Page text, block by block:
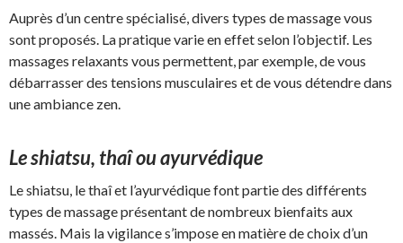
Auprès d’un centre spécialisé, divers types de massage vous
sont proposés. La pratique varie en effet selon l’objectif. Les
massages relaxants vous permettent, par exemple, de vous
débarrasser des tensions musculaires et de vous détendre dans
une ambiance zen.
Le shiatsu, thaî ou ayurvédique
Le shiatsu, le thaî et l’ayurvédique font partie des différents
types de massage présentant de nombreux bienfaits aux
massés. Mais la vigilance s’impose en matière de choix d’un